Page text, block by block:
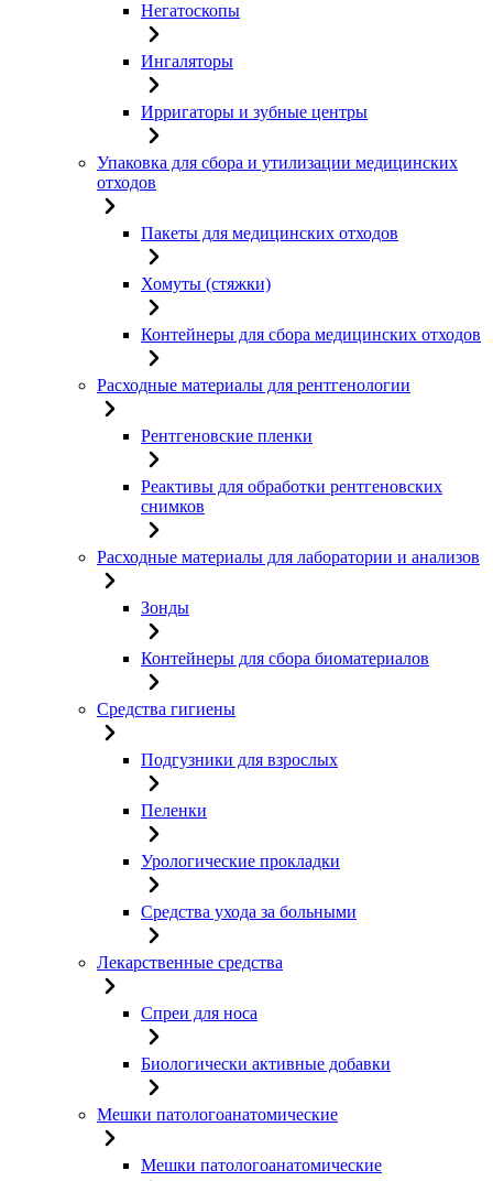
Негатоскопы
Ингаляторы
Ирригаторы и зубные центры
Упаковка для сбора и утилизации медицинских
отходов
Пакеты для медицинских отходов
Хомуты (стяжки)
Контейнеры для сбора медицинских отходов
Расходные материалы для рентгенологии
Рентгеновские пленки
Реактивы для обработки рентгеновских
снимков
Расходные материалы для лаборатории и анализов
Зонды
Контейнеры для сбора биоматериалов
Средства гигиены
Подгузники для взрослых
Пеленки
Урологические прокладки
Средства ухода за больными
Лекарственные средства
Спреи для носа
Биологически активные добавки
Мешки патологоанатомические
Мешки патологоанатомические